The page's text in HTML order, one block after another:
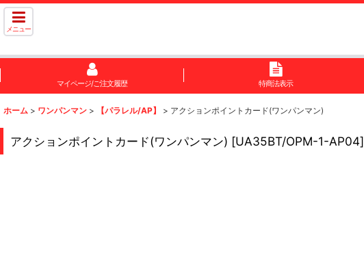
メニュー
マイページ/ご注文履歴 特商法表示
ホーム > ワンパンマン > 【パラレル/AP】 > アクションポイントカード(ワンパンマン)
アクションポイントカード(ワンパンマン) [UA35BT/OPM-1-AP04]